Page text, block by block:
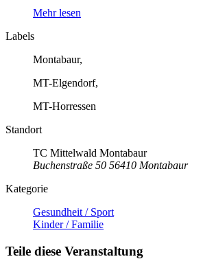
Mehr lesen
Labels
Montabaur,
MT-Elgendorf,
MT-Horressen
Standort
TC Mittelwald Montabaur
Buchenstraße 50 56410 Montabaur
Kategorie
Gesundheit / Sport
Kinder / Familie
Teile diese Veranstaltung